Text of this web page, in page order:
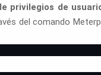
privilegios de
del comando